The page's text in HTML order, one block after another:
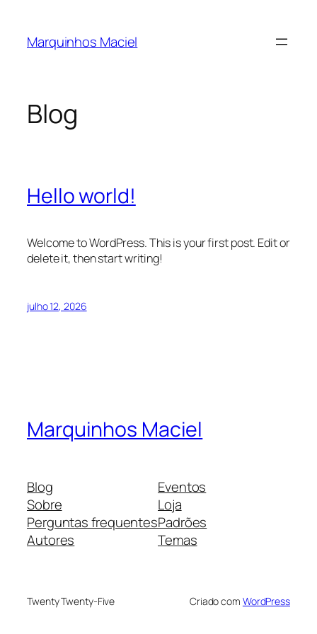
Marquinhos Maciel
Blog
Hello world!
Welcome to WordPress. This is your first post. Edit or
delete it, then start writing!
julho 12, 2026
Marquinhos Maciel
Blog
Sobre
Perguntas frequentes
Autores
Eventos
Loja
Padrões
Temas
Twenty Twenty-Five Criado com WordPress